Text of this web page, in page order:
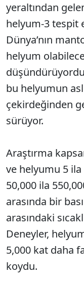
yeraltından
helyum-3 tespit
Dünya’nın
helyum
bu helyumun
çekirdeğinden
sürüyor.
Araştırma
ve helyumu 5 ila
50,000 ila
arasında bir
arasındaki
Deneyler,
5,000 kat daha
koydu.